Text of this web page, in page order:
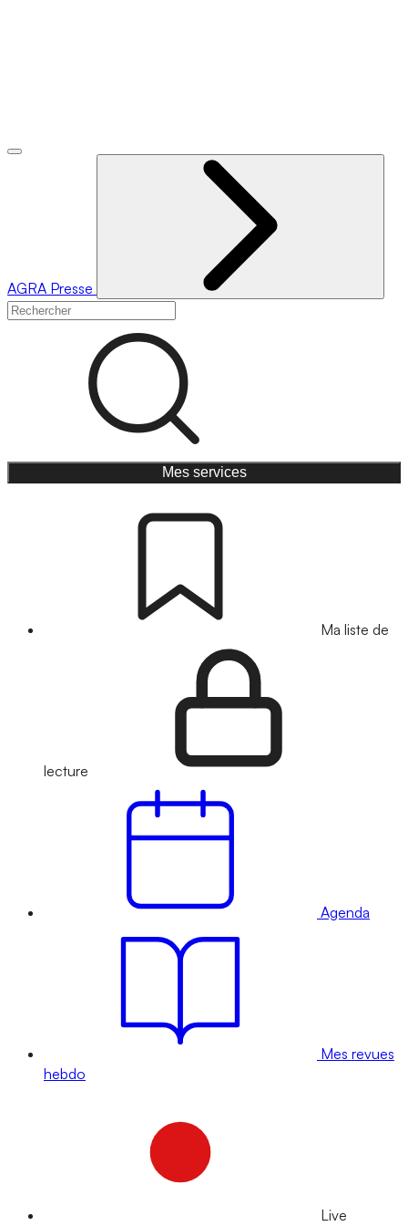
AGRA Presse
Mes services
Ma liste de
lecture
Agenda
Mes revues
hebdo
Live